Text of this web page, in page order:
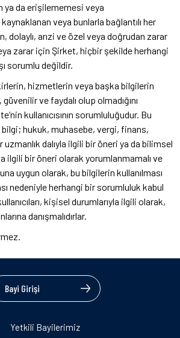
ya da erişilememesi veya
veya bunlarla bağlantılı her
dolaylı, arızi ve özel veya doğrudan zarar
zarar için Şirket, hiçbir şekilde herhangi
sorumlu değildir.
hizmetlerin veya başka bilgilerin
ve faydalı olup olmadığını
kullanıcısının sorumluluğudur. Bu
bilgi; hukuk, muhasebe, vergi, finans,
uzmanlık dalıyla ilgili bir öneri ya da bilimsel
ilgili bir öneri olarak yorumlanmamalı ve
uygun olarak, bu bilgilerin kullanılması
nedeniyle herhangi bir sorumluluk kabul
kişisel durumlarıyla ilgili olarak,
danışmalıdırlar.
Bayi Girişi
Yetkili Bayilerimiz